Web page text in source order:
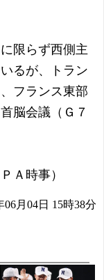
限らず西側主
るが、トラン
フランス東部
脳会議（Ｇ７
Ａ時事）
06月04日 15時38分